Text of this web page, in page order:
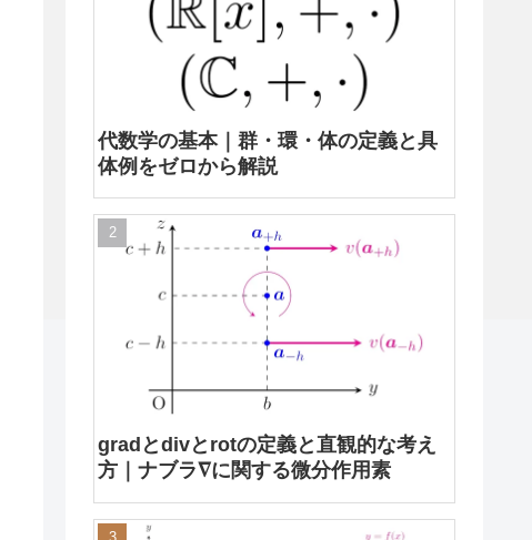
代数学の基本｜群・環・体の定義と具
体例をゼロから解説
gradとdivとrotの定義と直観的な考え
方｜ナブラ∇に関する微分作用素